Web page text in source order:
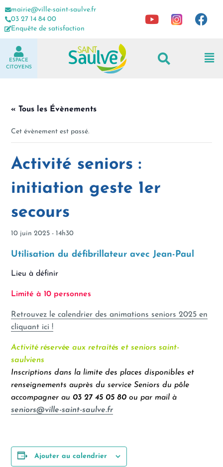
mairie@ville-saint-saulve.fr
03 27 14 84 00
Enquête de satisfaction
ESPACE
CITOYENS
« Tous les Évènements
Cet évènement est passé.
Activité seniors :
initiation geste 1er
secours
10 juin 2025 - 14h30
Utilisation du défibrillateur avec Jean-Paul
Lieu à définir
Limité à 10 personnes
Retrouvez le calendrier des animations seniors 2025 en
cliquant ici !
Activité réservée aux retraités et seniors saint-
saulviens
Inscriptions dans la limite des places disponibles et
renseignements auprès du service Seniors du pôle
accompagner au 03 27 45 05 80 ou par mail à
seniors@ville-saint-saulve.fr
Ajouter au calendrier